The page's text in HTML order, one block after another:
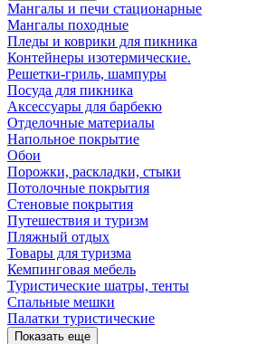
Мангалы и печи стационарные
Мангалы походные
Пледы и коврики для пикника
Контейнеры изотермические.
Решетки-гриль, шампуры
Посуда для пикника
Аксессуары для барбекю
Отделочные материалы
Напольное покрытие
Обои
Порожки, раскладки, стыки
Потолочные покрытия
Стеновые покрытия
Путешествия и туризм
Пляжный отдых
Товары для туризма
Кемпинговая мебель
Туристические шатры, тенты
Спальные мешки
Палатки туристические
Показать еще